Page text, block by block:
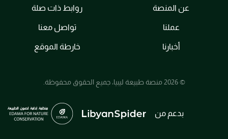
عن المنصة
عملنا
أخبارنا
روابط ذات صلة
تواصل معنا
خارطة الموقع
© 2026 منصة طبيعة ليبيا، جميع الحقوق محفوظة.
بدعم من